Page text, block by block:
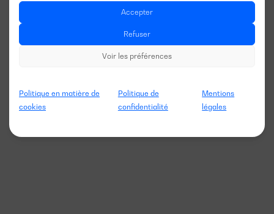
Accepter
Refuser
Voir les préférences
Politique en matière de
cookies
Politique de
confidentialité
Mentions
légales